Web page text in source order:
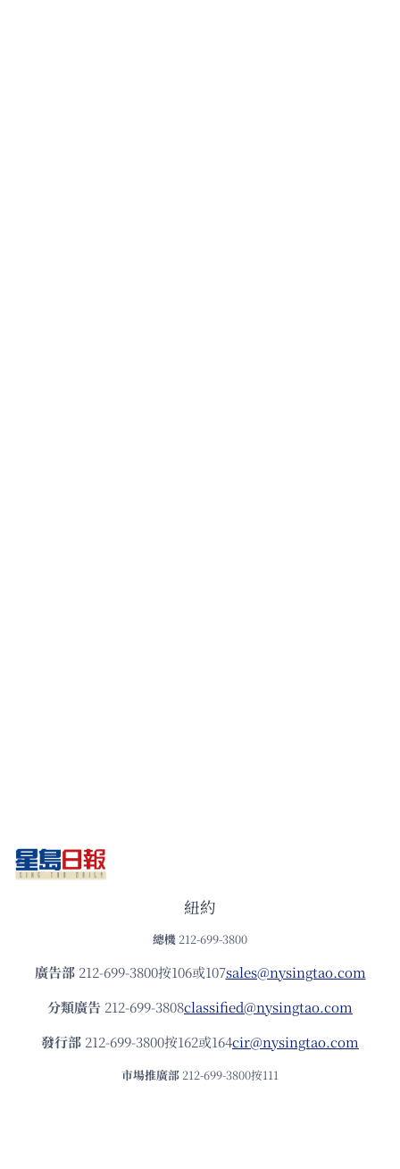
紐約
總機 212-699-3800
廣告部212-699-3800按106或107sales@nysingtao.com
分類廣告 212-699-3808classified@nysingtao.com
發⾏部 212-699-3800按162或164cir@nysingtao.com
市場推廣部 212-699-3800按111